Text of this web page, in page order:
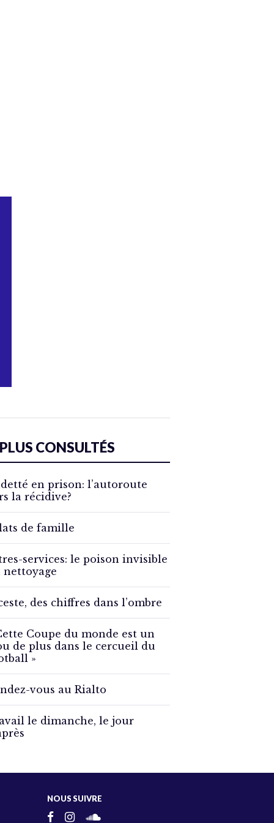
CONSULTÉS
en prison: l’autoroute
la récidive?
de famille
services: le poison invisible
nettoyage
des chiffres dans l’ombre
Coupe du monde est un
de plus dans le cercueil du
»
vous au Rialto
le dimanche, le jour
NOUS SUIVRE